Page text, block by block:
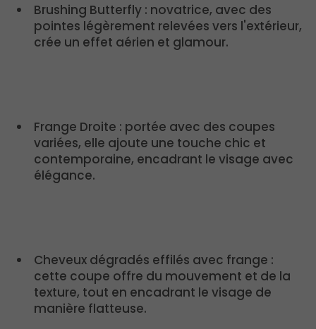
Brushing Butterfly : novatrice, avec des
pointes légèrement relevées vers l'extérieur,
crée un effet aérien et glamour.
Frange Droite : portée avec des coupes
variées, elle ajoute une touche chic et
contemporaine, encadrant le visage avec
élégance.
Cheveux dégradés effilés avec frange :
cette coupe offre du mouvement et de la
texture, tout en encadrant le visage de
manière flatteuse.